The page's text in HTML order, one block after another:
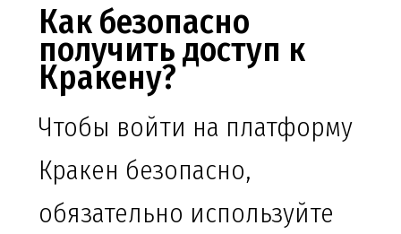
Как безопасно
получить доступ к
Кракену?
Чтобы войти на платформу
Кракен безопасно,
обязательно используйте